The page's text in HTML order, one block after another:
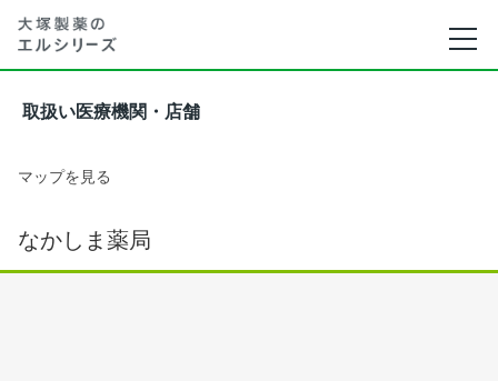
取扱い医療機関・店舗
マップを見る
なかしま薬局